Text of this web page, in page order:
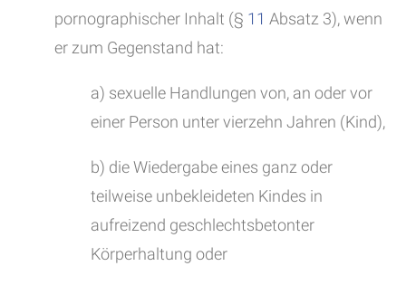
pornographischer Inhalt (§ 11 Absatz 3), wenn
er zum Gegenstand hat:
a) sexuelle Handlungen von, an oder vor
einer Person unter vierzehn Jahren (Kind),
b) die Wiedergabe eines ganz oder
teilweise unbekleideten Kindes in
aufreizend geschlechtsbetonter
Körperhaltung oder